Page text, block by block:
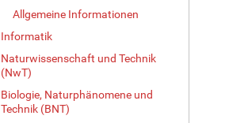
Allgemeine Informationen
Informatik
Naturwissenschaft und Technik
(NwT)
Biologie, Naturphänomene und
Technik (BNT)